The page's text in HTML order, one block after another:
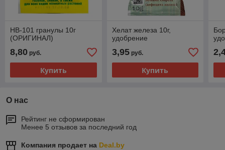
НВ-101 гранулы 10г
(ОРИГИНАЛ)
8,80 руб.
Купить
Хелат железа 10г,
удобрение
3,95руб.
Купить
О нас
Рейтинг не сформирован
Менее 5 отзывов за последний год
Компания продает на Deal.by